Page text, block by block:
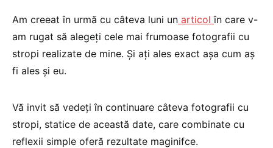
Am creeat în urmă cu câteva luni un articolîn care v-
am rugat să alegeţi cele mai frumoase fotografii cu
stropi realizate de mine. Şi aţi ales exact aşa cum aş
fi ales şi eu.
Vă invit să vedeţi în continuare câteva fotografii cu
stropi, statice de această date, care combinate cu
reflexii simple oferă rezultate maginifce.